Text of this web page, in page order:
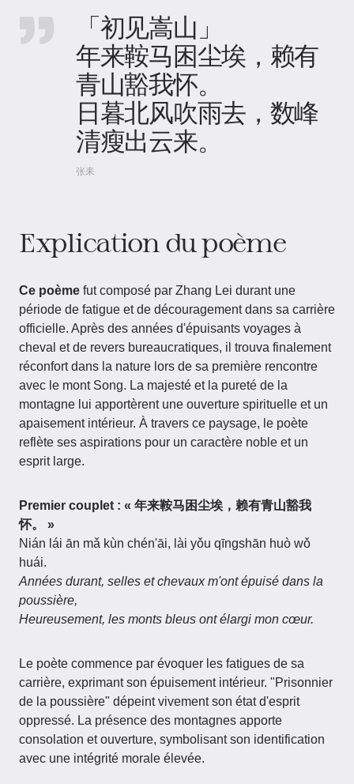
「初见嵩山」
年来鞍马困尘埃，赖有
青山豁我怀。
日暮北风吹雨去，数峰
清瘦出云来。
张耒
Explication du poème
Ce poème fut composé par Zhang Lei durant une
période de fatigue et de découragement dans sa carrière
officielle. Après des années d'épuisants voyages à
cheval et de revers bureaucratiques, il trouva finalement
réconfort dans la nature lors de sa première rencontre
avec le mont Song. La majesté et la pureté de la
montagne lui apportèrent une ouverture spirituelle et un
apaisement intérieur. À travers ce paysage, le poète
reflète ses aspirations pour un caractère noble et un
esprit large.
Premier couplet : « 年来鞍马困尘埃，赖有青山豁我
怀。 »
Nián lái ān mǎ kùn chén'āi, lài yǒu qīngshān huò wǒ
huái.
Années durant, selles et chevaux m'ont épuisé dans la
poussière,
Heureusement, les monts bleus ont élargi mon cœur.
Le poète commence par évoquer les fatigues de sa
carrière, exprimant son épuisement intérieur. "Prisonnier
de la poussière" dépeint vivement son état d'esprit
oppressé. La présence des montagnes apporte
consolation et ouverture, symbolisant son identification
avec une intégrité morale élevée.